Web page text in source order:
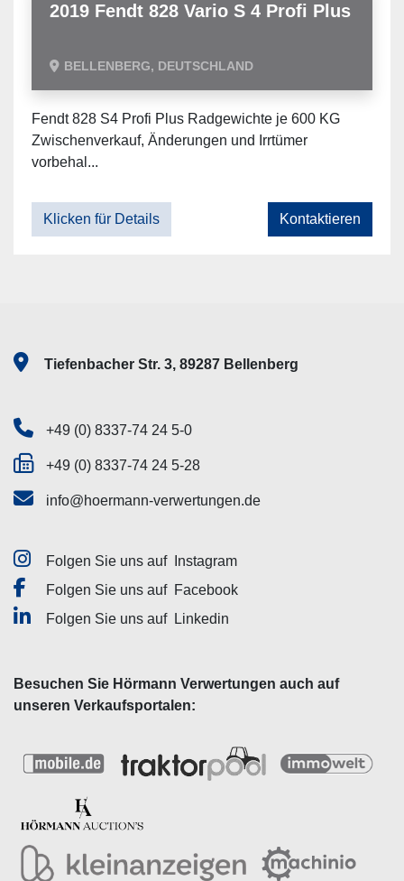
2019 Fendt 828 Vario S 4 Profi Plus
BELLENBERG, DEUTSCHLAND
Fendt 828 S4 Profi Plus Radgewichte je 600 KG
Zwischenverkauf, Änderungen und Irrtümer
vorbehal...
Klicken für Details Kontaktieren
Tiefenbacher Str. 3, 89287 Bellenberg
+49 (0) 8337-74 24 5-0
+49 (0) 8337-74 24 5-28
info@hoermann-verwertungen.de
Folgen Sie uns auf
Instagram
Folgen Sie uns auf Facebook
Folgen Sie uns auf
Linkedin
Besuchen Sie Hörmann Verwertungen auch auf
unseren Verkaufsportalen: